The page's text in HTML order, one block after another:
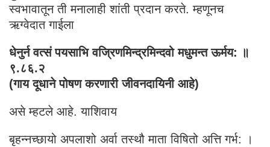
स्वभावातून ती मनालाही शांती प्रदान करते. म्हणूनच
ऋग्वेदात गाईला
धेनुर्न वत्सं पयसाभि वज्रिणमिन्द्रमिन्दवो मधुमन्त ऊर्मय: ॥
९.८६.२
(गाय दूधाने पोषण करणारी जीवनदायिनी आहे)
असे म्हटले आहे. याशिवाय
बृहन्नच्छायो अपलाशो अर्वा तस्थौ माता विषितो अत्ति गर्भ: ।